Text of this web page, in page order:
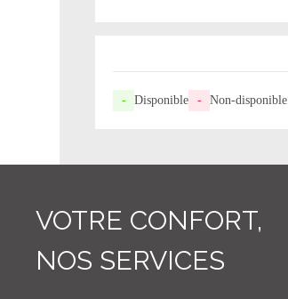
- Disponible - Non-disponible
VOTRE CONFORT,
NOS SERVICES